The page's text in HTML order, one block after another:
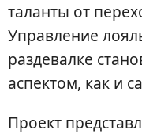
таланты от
Управление
раздевалке
аспектом, как и
Проект